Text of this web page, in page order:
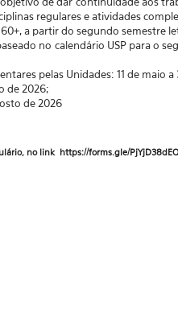
regulares e atividades
a partir do segundo semestre
no calendário USP para o
pelas Unidades:11 de maio a
de 2026;
de 2026
no link https://forms.gle/